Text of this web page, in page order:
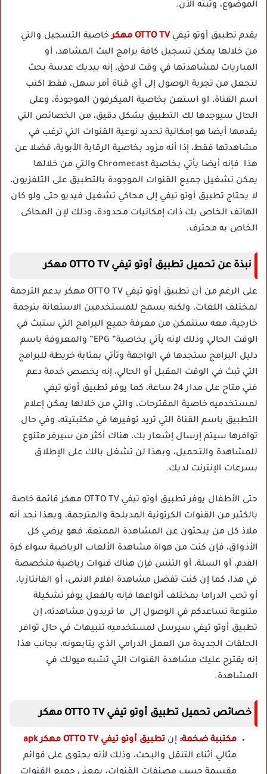
الموضوع، وثبته الآن.
يقدم تطبيق أوتو تيفي OTTO TV مهكر
خاصية التسجيل والتي
من خلالها يمكن تسجيل كافة برامج البث المشاهد، أو
المباريات لمشاهدتها في وقت لاحق، إنه بيديك عدسة بحث
لتجعل من تجربة الوصول إلى أي قناة أمر سهل، فقط اكتب
اسم القناة، او استعن بخاصية الميكرفون الموجودة، وعلى
الحال سيوجدها لك التطبيق بشكل دقيق، من الخصائص التي
يقدمها أيضا هو إمكانية تحديد نوعية القنوات التي ترغب في
مشاهدتها فقط، إذا أنه مزود بخاصية الرقابة الأبوية، فضلا عن
هذا فإنه أيضا يأتي بخاصية Chromecast والتي من خلالها
يمكن تشغيل جميع القنوات الموجودة بالتطبيق على التلفزيون،
لا يحتاج تطبيق أوتو تيفي إلى محاكي تشغيل فيديو حتى ولو كان
الهاتف الخاص بك ذات إمكانيات محدودة، وذلك لإن المحاكى
الخاص به محترف.
نبذة عن تحميل تطبيق أوتو تيفي OTTO TV مهكر
على الرغم من أن تطبيق أوتو تيفي OTTO TV مهكر يدعم الترجمة
لمختلف اللغات، ولكنه يسمح للمستخدمين الاستعانة بترجمة
خارجية، معه ستتمكن من معرفة جميع البرامج التي ستبث في
الوقت الحالي وذلك لإنه يأتي بخاصية” EPG” والمعروفة باسم
دليل البرامج ستجدها في الواجهة وتأتي بمثابة خريطة للبرامج
التي تبث في الوقت المقبل أو الحالي، إنه يخصص خدمة دعم
فني متاح على مدار 24 ساعة، كما يوفر تطبيق أوتو تيفي
لمستخدميه خاصية المقترحات، والتي من خلالها يمكن إعلام
التطبيق باسم القناة التي تريد توفيرها في مكتبتيته، وفي حال
توافرها سيتم إرسال إشعار بك، هناك أكثر من سيرفر متنوع
للمشاهدة والتحميل، وبهذا لن تشغل بالك على الإطلاق
بسرعات الإنترنت لديك.
حتى الأطفال يوفر تطبيق أوتو تيفي OTTO TV مهكر قائمة خاصة
بالكثير من القنوات الكرتونية المدبلجة والمترجمة، وبهذا نجد أنه
ملاذ كل من يبحثون عن المشاهدة الممتعة، فهو يرضي كل
الأذواق، فإن كنت من هواة مشاهدة الألعاب الرياضية سواء كرة
القدم، أو السلة، أو التنس فإن هناك قنوات رياضية متخصصة
في هذا، كما إن كنت تفضل مشاهدة افلام الانمى، أو الفانتازيا،
أو تحب الدراما بمختلف أنواعها فإنه بالفعل يوفر تشكيلة
متنوعة تساعدكم في الوصول إلى ما تريدون مشاهدته، إن
تطبيق أوتو تيفي سيرسل لمستخدميه تنبيهات في حال توافر
الحلقات الجديدة من العمل الدرامي الذي يتابعونه، بجانب هذا
إنه يقترح عليك مشاهدة القنوات التي تشبه ميولك في
المشاهدة.
خصائص تحميل تطبيق أوتو تيفي OTTO TV مهكر
مكتببة ضخمة: إن تطبيق أوتو تيفي OTTO TV مهكر apk
مثالي أثناء التنقل والبحث، وذلك لأنه يحتوى على قوائم